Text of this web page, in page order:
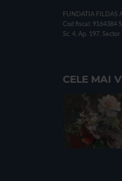
FUNDATIA FILDAS
Cod fiscal: 9164384
Sc. 4, Ap. 197, Sector
CELE MAI